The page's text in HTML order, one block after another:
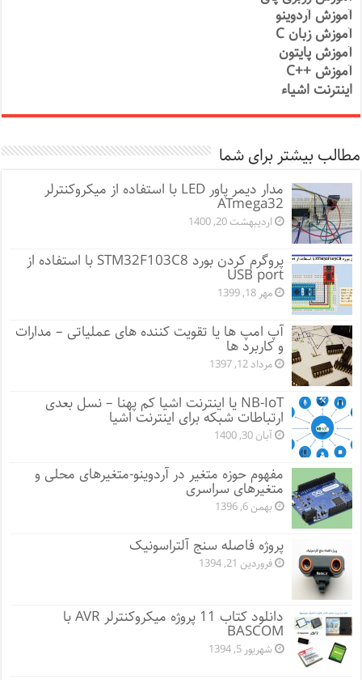
آموزش آردوینو
آموزش زبان C
آموزش پایتون
آموزش ++C
اینترنت اشیاء
مطالب بیشتر برای شما
مدار دیمر پاور LED با استفاده از میکروکنترلر
ATmega32
اردیبهشت 20, 1400
پروگرم کردن بورد STM32F103C8 با استفاده از
USB port
مهر 18, 1399
آپ امپ ها یا تقویت کننده های عملیاتی – مدارات
و کاربرد ها
مرداد 12, 1397
NB-IoT یا اینترنت اشیا کم پهنا – نسل بعدی
ارتباطات شبکه برای اینترنت اشیا
آبان 30, 1400
مفهوم حوزه متغیر در آردوینو-متغیرهای محلی و
متغیرهای سراسری
بهمن 6, 1396
پروژه فاصله سنج آلتراسونیک
فروردین 21, 1394
دانلود کتاب 11 پروژه میکروکنترلر AVR با
BASCOM
شهریور 5, 1394